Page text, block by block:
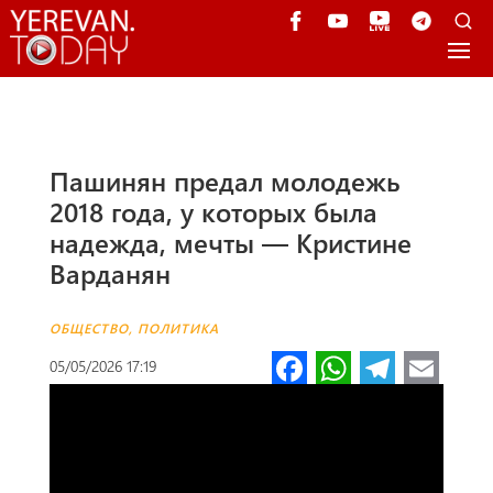
Пашинян предал молодежь
2018 года, у которых была
надежда, мечты — Кристине
Варданян
ОБЩЕСТВО, ПОЛИТИКА
05/05/2026 17:19 Fa W Te